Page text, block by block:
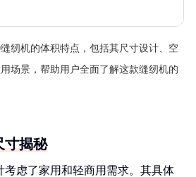
纫机的体积特点，包括其尺寸设计、空
场景，帮助用户全面了解这款缝纫机的
寸揭秘
考虑了家用和轻商用需求。其具体